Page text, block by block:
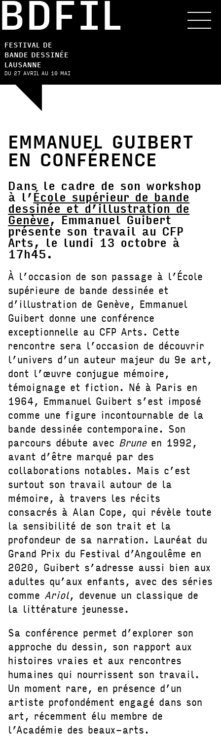
FESTIVAL DE
BANDE DESSINÉE
LAUSANNE
DU 27 AVRIL AU 10 MAI
EMMANUEL GUIBERT
EN CONFÉRENCE
Dans le cadre de son workshop
à l’École supérieur de bande
dessinée et d’illustration de
Genève, Emmanuel Guibert
présente son travail au CFP
Arts, le lundi 13 octobre à
17h45.
À l’occasion de son passage à l’École
supérieure de bande dessinée et
d’illustration de Genève, Emmanuel
Guibert donne une conférence
exceptionnelle au CFP Arts. Cette
rencontre sera l’occasion de découvrir
l’univers d’un auteur majeur du 9e art,
dont l’œuvre conjugue mémoire,
témoignage et fiction. Né à Paris en
1964, Emmanuel Guibert s’est imposé
comme une figure incontournable de la
bande dessinée contemporaine. Son
parcours débute avec Bruneen 1992,
avant d’être marqué par des
collaborations notables. Mais c’est
surtout son travail autour de la
mémoire, à travers les récits
consacrés à Alan Cope, qui révèle toute
la sensibilité de son trait et la
profondeur de sa narration. Lauréat du
Grand Prix du Festival d’Angoulême en
2020, Guibert s’adresse aussi bien aux
adultes qu’aux enfants, avec des séries
comme Ariol, devenue un classique de
la littérature jeunesse.
Sa conférence permet d’explorer son
approche du dessin, son rapport aux
histoires vraies et aux rencontres
humaines qui nourrissent son travail.
Un moment rare, en présence d’un
artiste profondément engagé dans son
art, récemment élu membre de
l’Académie des beaux-arts.